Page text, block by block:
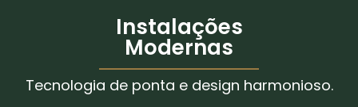
Instalações
Modernas
Tecnologia de ponta e design harmonioso.